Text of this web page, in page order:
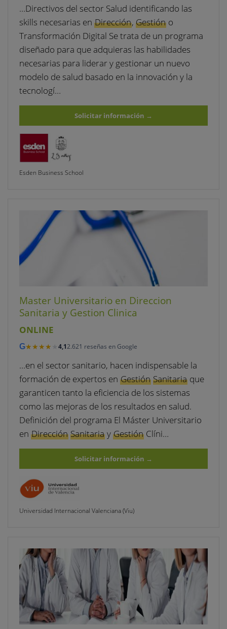
…Directivos del sector Salud identificando las
skills necesarias en Dirección, Gestión o
Transformación Digital Se trata de un programa
diseñado para que adquieras las habilidades
necesarias para liderar y gestionar un nuevo
modelo de salud basado en la innovación y la
tecnologí…
Solicitar información →
Esden Business School
Master Universitario en Direccion
Sanitaria y Gestion Clinica
ONLINE
G★★★★★
★★★★★ 4,12.621 reseñas en Google
…en el sector sanitario, hacen indispensable la
formación de expertos en Gestión Sanitaria que
garanticen tanto la eficiencia de los sistemas
como las mejoras de los resultados en salud.
Definición del programa El Máster Universitario
en Dirección SanitariayGestiónClíni…
Solicitar información →
Universidad Internacional Valenciana (Viu)